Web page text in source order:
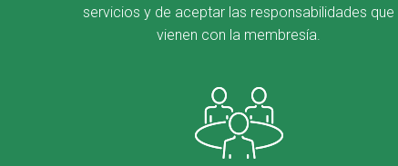
servicios y de aceptar las responsabilidades que
vienen con la membresía.